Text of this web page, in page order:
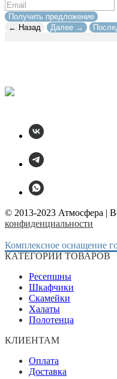
Получить предложение
← Назад
Далее →
© 2013-2023 Атмосфера |
конфиденциальности
Комплексное оснащение
КАТЕГОРИИ ТОВАРОВ
Ресепшны
Шкафчики
Скамейки
Халаты
Полотенца
КЛИЕНТАМ
Оплата
Доставка